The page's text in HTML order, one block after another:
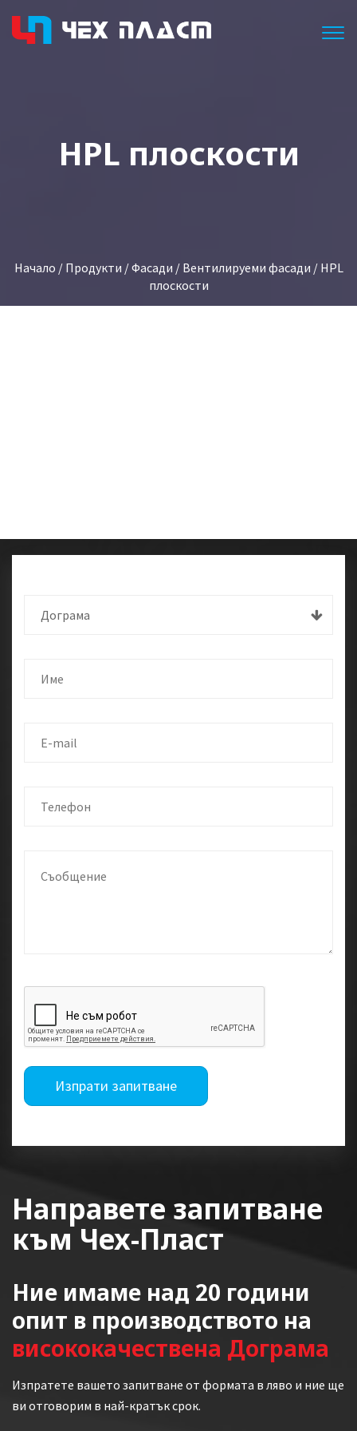
HPL плоскости
Начало / Продукти /Фасади / Вентилируеми фасади / HPL
плоскости
Дограма
Изпрати запитване
Направете запитване
към Чех-Пласт
Ние имаме над 20 години
опит в производството на
висококачествена Дограма
Изпратете вашето запитване от формата в ляво и ние ще
ви отговорим в най-кратък срок.